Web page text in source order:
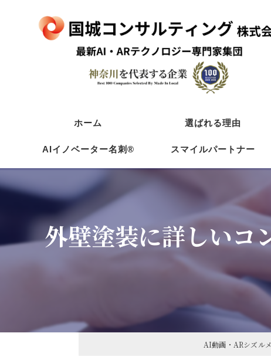
ホーム 選ばれる理由
飲食店
AIイノベーター名刺®
初めての方へ
AIイノベーター名刺
飲食店活用法
スポーツチーム活用法
スマイルパートナー
外壁塗装に詳しいコ
AI動画・ARシズル